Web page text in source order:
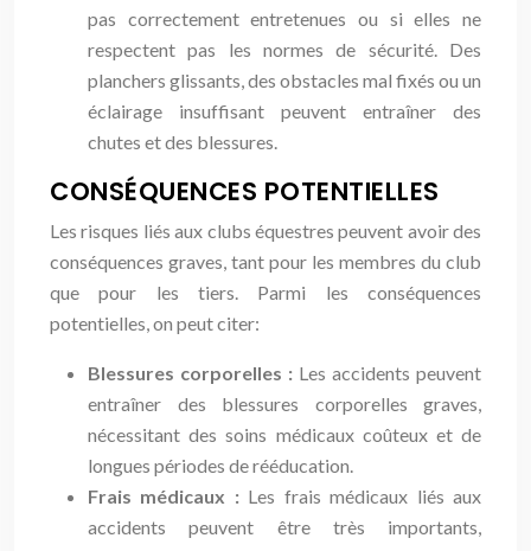
pas correctement entretenues ou si elles ne
respectent pas les normes de sécurité. Des
planchers glissants, des obstacles mal fixés ou un
éclairage insuffisant peuvent entraîner des
chutes et des blessures.
CONSÉQUENCES POTENTIELLES
Les risques liés aux clubs équestres peuvent avoir des
conséquences graves, tant pour les membres du club
que pour les tiers. Parmi les conséquences
potentielles, on peut citer:
Blessures corporelles : Les accidents peuvent
entraîner des blessures corporelles graves,
nécessitant des soins médicaux coûteux et de
longues périodes de rééducation.
Frais médicaux : Les frais médicaux liés aux
accidents peuvent être très importants,